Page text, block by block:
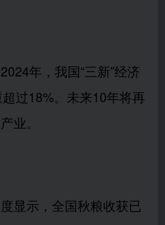
年，我国“三新”经济
过18%。未来10年将再
业。
显示，全国秋粮收获已